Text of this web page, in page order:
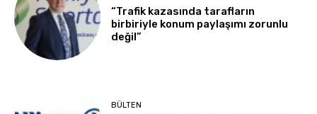
“Trafik kazasında tarafların
birbiriyle konum paylaşımı zorunlu
değil”
BÜLTEN